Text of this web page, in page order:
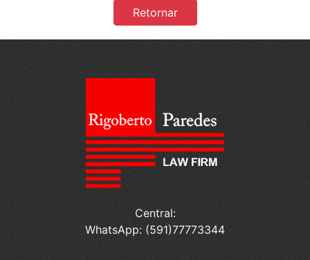
Retornar
Central:
WhatsApp: (591)77773344